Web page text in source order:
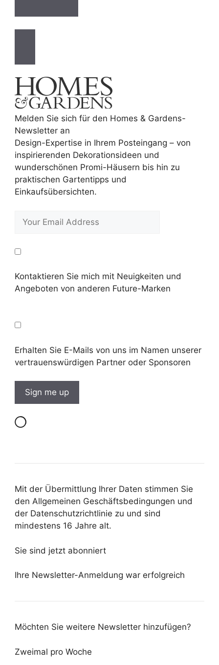
Melden Sie sich für den Homes & Gardens-
Newsletter an
Design-Expertise in Ihrem Posteingang – von
inspirierenden Dekorationsideen und
wunderschönen Promi-Häusern bis hin zu
praktischen Gartentipps und
Einkaufsübersichten.
Kontaktieren Sie mich mit Neuigkeiten und
Angeboten von anderen Future-Marken
Erhalten Sie E-Mails von uns im Namen unserer
vertrauenswürdigen Partner oder Sponsoren
Mit der Übermittlung Ihrer Daten stimmen Sie
den Allgemeinen Geschäftsbedingungen und
der Datenschutzrichtlinie zu und sind
mindestens 16 Jahre alt.
Sie sind jetzt abonniert
Ihre Newsletter-Anmeldung war erfolgreich
Möchten Sie weitere Newsletter hinzufügen?
Zweimal pro Woche